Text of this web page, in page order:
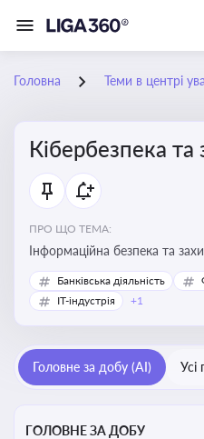
Головна Теми в центрі
Кібербезпека та
ПРО ЩО ТЕМА:
Інформаційна безпека та
на підприємстві
Банківська діяльність
IT-індустрія
+1
Головне за добу (AI) Усі
ГОЛОВНЕ ЗА ДОБУ